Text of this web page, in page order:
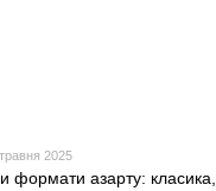
2025
формати азарту: класика,